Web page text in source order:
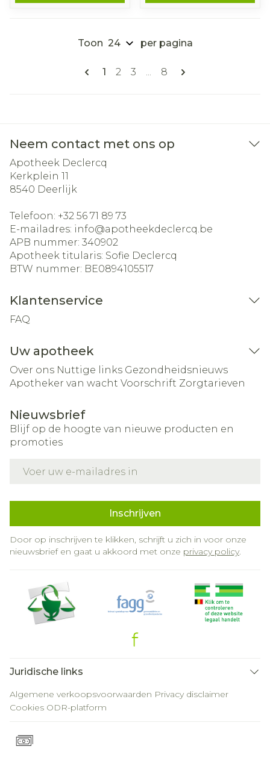
Pagina's
U lees momenteel pagina
1 Pagina
2 Pagina
3 ... Pagina
8
Toon per pagina
Neem contact met ons op
Apotheek Declercq
Kerkplein 11
8540 Deerlijk
Telefoon: +32 56 71 89 73
E-mailadres: info@apotheekdeclercq.be
APB nummer: 340902
Apotheek titularis: Sofie Declercq
BTW nummer: BE0894105517
Klantenservice
FAQ
Uw apotheek
Over ons Nuttige links Gezondheidsnieuws
Apotheker van wacht Voorschrift Zorgtarieven
Nieuwsbrief
Blijf op de hoogte van nieuwe producten en
promoties
Inschrijven
Door op inschrijven te klikken, schrijft u zich in voor onze
nieuwsbrief en gaat u akkoord met onze privacy policy.
Juridische links
Algemene verkoopsvoorwaarden Privacy disclaimer
Cookies ODR-platform